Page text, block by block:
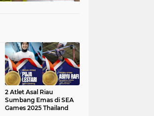
2 Atlet Asal Riau
Sumbang Emas di SEA
Games 2025 Thailand